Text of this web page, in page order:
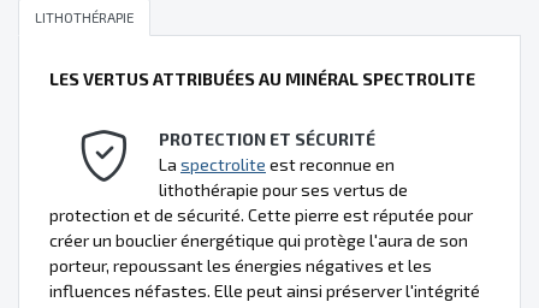
LITHOTHÉRAPIE
LES VERTUS ATTRIBUÉES AU MINÉRAL SPECTROLITE
PROTECTION ET SÉCURITÉ
La spectrolite est reconnue en
lithothérapie pour ses vertus de
protection et de sécurité. Cette pierre est réputée pour
créer un bouclier énergétique qui protège l'aura de son
porteur, repoussant les énergies négatives et les
influences néfastes. Elle peut ainsi préserver l'intégrité